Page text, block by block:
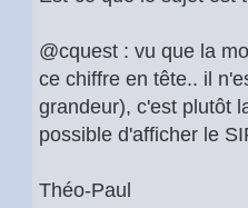
@cquest : vu que la
ce chiffre en tête.. il
grandeur), c'est plutôt
possible d'afficher le
Théo-Paul